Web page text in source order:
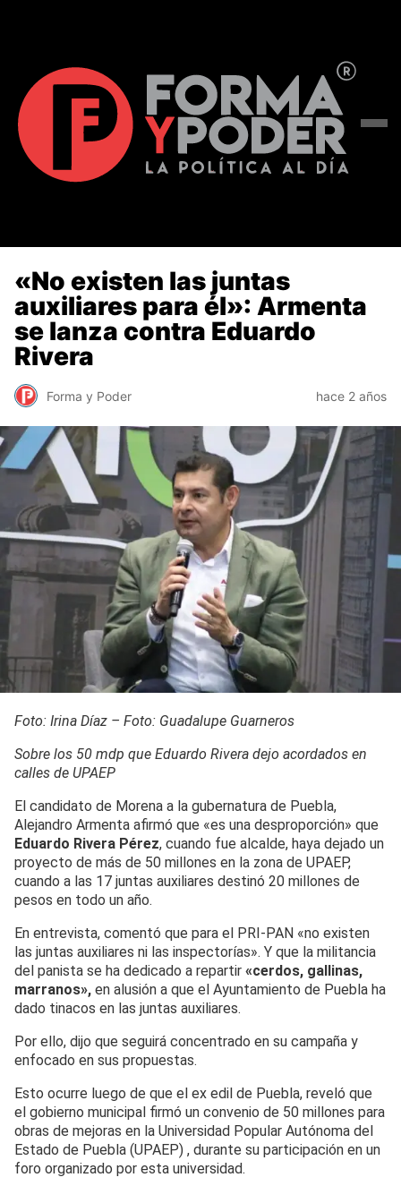
«No existen las juntas
auxiliares para él»: Armenta
se lanza contra Eduardo
Rivera
Forma y Poder hace 2 años
Foto: Irina Díaz – Foto: Guadalupe Guarneros
Sobre los 50 mdp que Eduardo Rivera dejo acordados en
calles de UPAEP
El candidato de Morena a la gubernatura de Puebla,
Alejandro Armenta afirmó que «es una desproporción» que
Eduardo Rivera Pérez, cuando fue alcalde, haya dejado un
proyecto de más de 50 millones en la zona de UPAEP,
cuando a las 17 juntas auxiliares destinó 20 millones de
pesos en todo un año.
En entrevista, comentó que para el PRI-PAN «no existen
las juntas auxiliares ni las inspectorías». Y que la militancia
del panista se ha dedicado a repartir «cerdos, gallinas,
marranos», en alusión a que el Ayuntamiento de Puebla ha
dado tinacos en las juntas auxiliares.
Por ello, dijo que seguirá concentrado en su campaña y
enfocado en sus propuestas.
Esto ocurre luego de que el ex edil de Puebla, reveló que
el gobierno municipal firmó un convenio de 50 millones para
obras de mejoras en la Universidad Popular Autónoma del
Estado de Puebla (UPAEP) , durante su participación en un
foro organizado por esta universidad.